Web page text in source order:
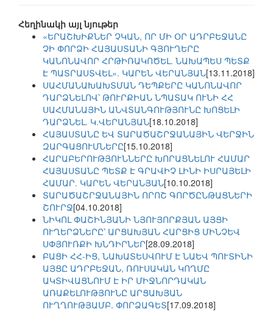
Հեղինակի այլ նյութեր
«ԵՐԱՇԽԻՔՆԵՐ ՉԿԱՆ, ՈՐ ՄԻ ՕՐ ԱԴՐԲԵՋԱՆԸ
ՉԻ ՓՈՐՁԻ ՀԱՅԱՍՏԱՆԻ ԳՅՈՒՂԵՐԸ
ԿԱՆՈՆԱՎՈՐ ՀՐԹԻՌԱԿՈԾԵԼ. ՆԱԽԱՊԵՍ ՊԵՏՔ
Է ՊԱՏՐԱՍՏՎԵԼ». ԿԱՐԵՆ ՎԵՐԱՆՅԱՆ[13.11.2018]
ՍԱՀՄԱՆԱԽԱԽՏՄԱՆ ԴԵՊՔԵՐԸ ԿԱՆՈՆԱՎՈՐ
ԴԱՐՁՆԵԼՈՎ՝ ԹՈՒՐՔԻԱՆ ՆՊԱՏԱԿ ՈՒՆԻ ՀՀ
ՍԱՀՄԱՆԱՅԻՆ ԱՆՎՏԱՆԳՈՒԹՅՈՒՆԸ ԽՈՑԵԼԻ
ԴԱՐՁՆԵԼ. Կ.ՎԵՐԱՆՅԱՆ[18.10.2018]
ՀԱՅԱՍՏԱՆԸ ԵՎ ՏԱՐԱԾԱՇՐՋԱՆԱՅԻՆ ՎԵՐՋԻՆ
ԶԱՐԳԱՑՈՒՄՆԵՐԸ[15.10.2018]
ՀԱՐԱԲԵՐՈՒԹՅՈՒՆՆԵՐԸ ԽՈՐԱՑՆԵԼՈՒ ՀԱՄԱՐ
ՀԱՅԱՍՏԱՆԸ ՊԵՏՔ Է ԳՐԱՎԻՉ ԼԻՆԻ ԻՍՐԱՅԵԼԻ
ՀԱՄԱՐ. ԿԱՐԵՆ ՎԵՐԱՆՅԱՆ[10.10.2018]
ՏԱՐԱԾԱՇՐՋԱՆԱՅԻՆ ՈՐՈՇ ԳՈՐԾԸՆԹԱՑՆԵՐԻ
ՇՈՒՐՋ[04.10.2018]
ՆԻԿՈԼ ՓԱՇԻՆՅԱՆԻ ՆՅՈՒՅՈՐՔՅԱՆ ԱՅՑԻ
ՈՒՂԵՐՁՆԵՐԸ՝ ԱՐՑԱԽՅԱՆ ՀԱՐՑԻՑ ՄԻՆՉԵՎ
ՍՓՅՈՒՌՔԻ ԽՆԴԻՐՆԵՐ[28.09.2018]
ԲԱՑԻ ՀՀ-ԻՑ, ՆԱԽԱՏԵՍՎՈՒՄ Է ՆԱԵՎ ՊՈՒՏԻՆԻ
ԱՅՑԸ ԱԴՐԲԵՋԱՆ, ՌՈՒՍԱԿԱՆ ԿՈՂՄԸ
ԱԿՏԻՎԱՑՆՈՒՄ Է ԻՐ ՄԻՋՆՈՐԴԱԿԱՆ
ԱՌԱՔԵԼՈՒԹՅՈՒՆԸ ԱՐՑԱԽՅԱՆ
ՈՒՂՂՈՒԹՅԱՄԲ. ՓՈՐՁԱԳԵՏ[17.09.2018]